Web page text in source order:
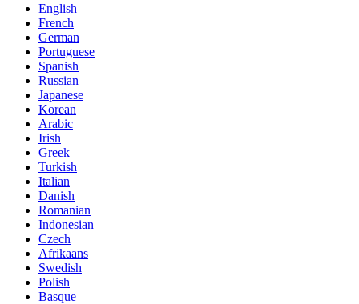
English
French
German
Portuguese
Spanish
Russian
Japanese
Korean
Arabic
Irish
Greek
Turkish
Italian
Danish
Romanian
Indonesian
Czech
Afrikaans
Swedish
Polish
Basque